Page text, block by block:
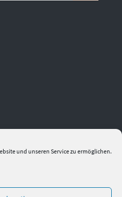
und unseren Service zu ermöglichen.